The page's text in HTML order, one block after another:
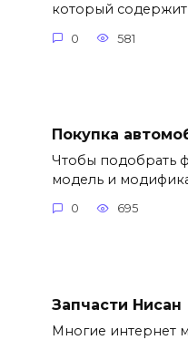
который содержит
0 581
Покупка
Чтобы подобрать
модель и
0 695
Запчасти Нисан
Многие интернет